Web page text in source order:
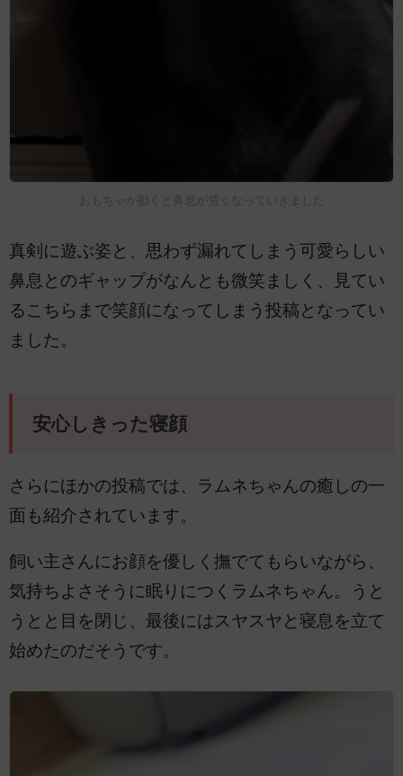
おもちゃが動くと鼻息が荒くなっていきました
真剣に遊ぶ姿と、思わず漏れてしまう可愛らしい
鼻息とのギャップがなんとも微笑ましく、見てい
るこちらまで笑顔になってしまう投稿となってい
ました。
安心しきった寝顔
さらにほかの投稿では、ラムネちゃんの癒しの一
面も紹介されています。
飼い主さんにお顔を優しく撫でてもらいながら、
気持ちよさそうに眠りにつくラムネちゃん。うと
うとと目を閉じ、最後にはスヤスヤと寝息を立て
始めたのだそうです。